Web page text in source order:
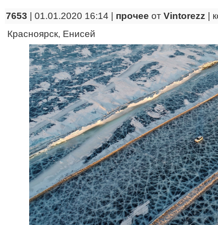
7653 | 01.01.2020 16:14 | прочее от Vintorezz
Красноярск, Енисей